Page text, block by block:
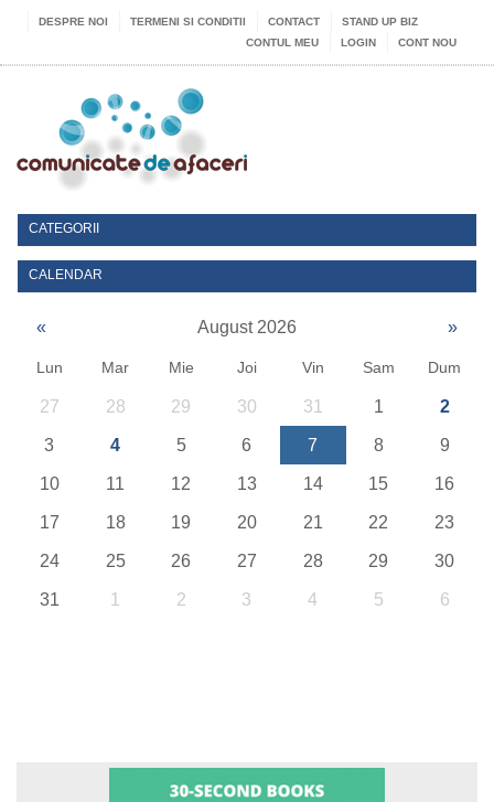
DESPRE NOI TERMENI SI CONDITII CONTACT
STAND UP BIZ
CONTUL MEU
LOGIN CONT NOU
CATEGORII
CALENDAR
« August 2026 »
Lun Mar Mie Joi Vin Sam Dum
27 28 29 30 31 1 2
3 4 5 6 7 8 9
10 11 12 13 14 15 16
17 18 19 20 21 22 23
24 25 26 27 28 29 30
31 1 2 3 4 5 6